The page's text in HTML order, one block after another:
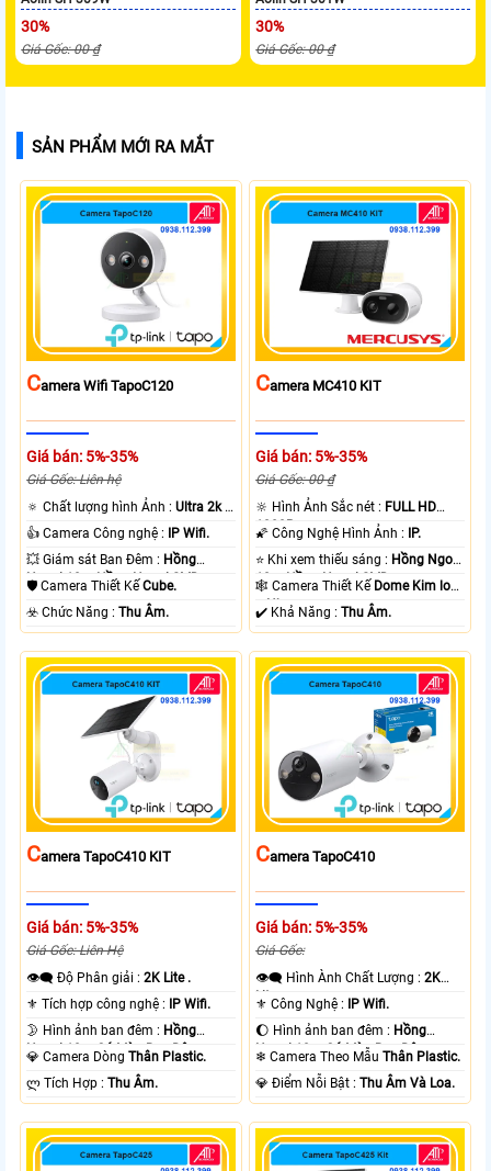
30%
Giá Gốc: 00 ₫
30%
Giá Gốc: 00 ₫
SẢN PHẨM MỚI RA MẮT
CAmera Wifi TapoC120
Giá bán: 5%-35%
Giá Gốc: Liên hệ
🔅 Chất lượng hình Ảnh :Ultra 2k +
.
👍 Camera Công nghệ : IP Wifi.
💥 Giám sát Ban Đêm : Hồng
Ngoại 10m Hồng Ngoại SMD.
🛡 Camera Thiết KếCube.
️☣️ Chức Năng :Thu Âm.
CAmera MC410 KIT
Giá bán: 5%-35%
Giá Gốc: 00 ₫
🔆 Hình Ảnh Sắc nét : FULL HD
1080P .
🌠 Công Nghệ Hình Ảnh : IP.
⭐ Khi xem thiếu sáng : Hồng Ngoại
10m Hồng Ngoại SMD.
🕸️ Camera Thiết Kế Dome Kim loại
+ Nhựa.
️✔️ Khả Năng :Thu Âm.
CAmera TapoC410 KIT
Giá bán: 5%-35%
Giá Gốc: Liên Hệ
👁️‍🗨 Độ Phân giải :2K Lite .
⚜️ Tích hợp công nghệ : IP Wifi.
🌛 Hình ảnh ban đêm : Hồng
Ngoại 10m Có Màu Ban Ðêm.
💎 Camera DòngThân Plastic.
️ლ Tích Hợp :Thu Âm.
CAmera TapoC410
Giá bán: 5%-35%
Giá Gốc:
👁️‍🗨 Hình Ành Chất Lượng :2K
Lite .
⚜️ Công Nghệ : IP Wifi.
🌔 Hình ảnh ban đêm : Hồng
Ngoại 10m Có Màu Ban Ðêm.
❄ Camera Theo MẫuThân Plastic.
️💎 Điểm Nỗi Bật :Thu Âm Và Loa.